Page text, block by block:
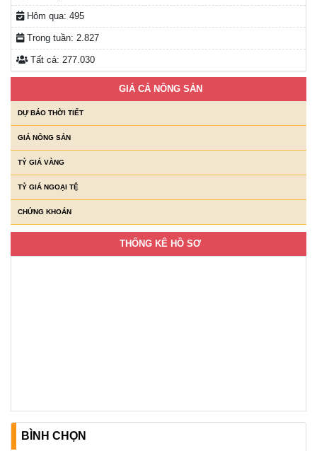
Hôm qua: 495
Trong tuần: 2.827
Tất cả: 277.030
GIÁ CẢ NÔNG SẢN
DỰ BÁO THỜI TIẾT
GIÁ NÔNG SẢN
TỶ GIÁ VÀNG
TỶ GIÁ NGOẠI TỆ
CHỨNG KHOÁN
THỐNG KÊ HỒ SƠ
BÌNH CHỌN